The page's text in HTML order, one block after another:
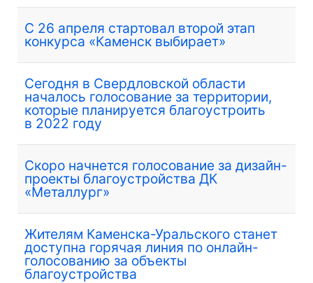
С 26 апреля стартовал второй этап
конкурса «Каменск выбирает»
Сегодня в Свердловской области
началось голосование за территории,
которые планируется благоустроить
в 2022 году
Скоро начнется голосование за дизайн-
проекты благоустройства ДК
«Металлург»
Жителям Каменска-Уральского станет
доступна горячая линия по онлайн-
голосованию за объекты
благоустройства